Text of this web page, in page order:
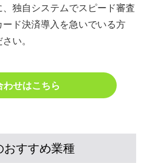
独自システムでスピード審査
ド決済導入を急いでいる方
い。
わせはこちら
おすすめ業種